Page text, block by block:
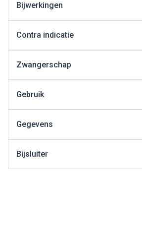
Bijwerkingen
Contra indicatie
Zwangerschap
Gebruik
Gegevens
Bijsluiter